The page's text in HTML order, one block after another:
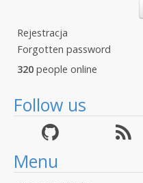
Rejestracja
Forgotten password
320 people online
Follow us
Menu